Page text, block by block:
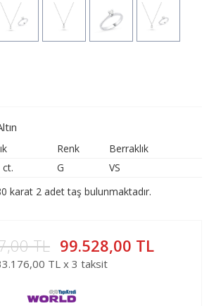
Renk
Berraklık
ct. G
VS
karat 2 adet taş bulunmaktadır.
TL 99.528,00 TL
TL x 3 taksit